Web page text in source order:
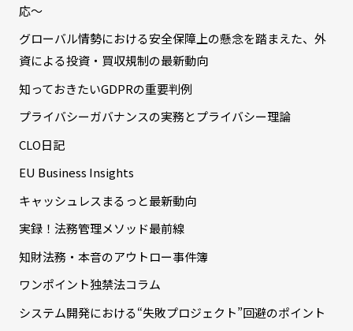
応～
グローバル情勢における安全保障上の懸念を踏まえた、外
資による投資・買収規制の最新動向
知っておきたいGDPRの重要判例
プライバシーガバナンスの実務とプライバシー理論
CLO日記
EU Business Insights
キャッシュレスまるっと最新動向
実録！法務管理メソッド最前線
知財法務・本音のアウトロー事件簿
ワンポイント独禁法コラム
システム開発における“失敗プロジェクト”回避のポイント